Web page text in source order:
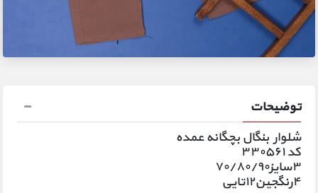
توضیحات
شلوار بنگال بچگانه عمده
کد ۳۳۰۵۶۱
۳سایز۷۰/۸۰/۹۰
۴رنگجین۱۲تایی